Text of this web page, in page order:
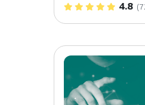
4.8